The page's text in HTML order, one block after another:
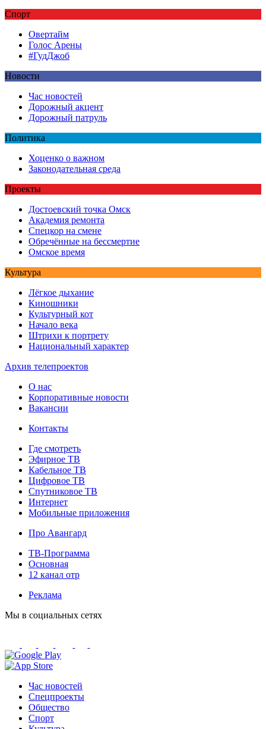
Спорт
Овертайм
Голос Арены
#ГудДжоб
Новости
Час новостей
Дорожный акцент
Дорожный патруль
Политика
Хоценко о важном
Законодательная среда
Проекты
Достоевский точка Омск
Академия ремонта
Спецкор на смене
Обречённые на бессмертие
Омское время
Культура
Лёгкое дыхание
Киношники
Культурный кот
Начало века
Штрихи к портрету
Национальный характер
Архив телепроектов
О нас
Корпоративные новости
Вакансии
Контакты
Где смотреть
Эфирное ТВ
Кабельное ТВ
Цифровое ТВ
Спутниковое ТВ
Интернет
Мобильные приложения
Про Авангард
ТВ-Программа
Основная
12 канал отр
Реклама
Мы в социальных сетях
Час новостей
Спецпроекты
Общество
Спорт